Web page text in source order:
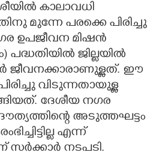
കാലാവധി
മുന്നേ പരക്കെ പിരിച്ചു
ഉപജീവന മിഷൻ
ജില്ലയിൽ
ജീവനക്കാരാണുള്ളത്. ഈ
വിടുന്നതായുള്ള
ദേശീയ നഗര
അടുത്തഘട്ടം
എന്ന്
സർക്കാർ നടപടി.